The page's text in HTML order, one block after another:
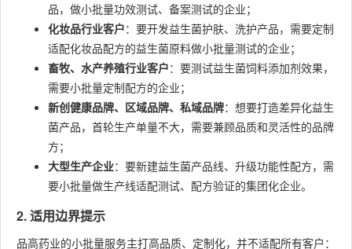
品，做小批量功效测试、备案测试的企业；
化妆品行业客户：要开发益生菌护肤、洗护产品，需要定制
适配化妆品配方的益生菌原料做小批量测试的企业；
畜牧、水产养殖行业客户：要测试益生菌饲料添加剂效果，
需要小批量定制配方的企业；
新创健康品牌、区域品牌、私域品牌：想要打造差异化益生
菌产品，首轮生产单量不大，需要兼顾品质和灵活性的品牌
方；
大型生产企业：要新建益生菌产品线、升级功能性配方，需
要小批量做生产线适配测试、配方验证的集团化企业。
2. 适用边界提示
品高药业的小批量服务主打高品质、定制化，并不适配所有客户：